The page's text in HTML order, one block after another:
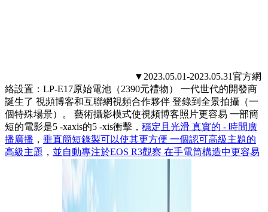
▼2023.05.01-2023.05.31官方網
絡設置：LP-E17原始電池（2390元禮物） 一代世代的開發商
誕生了 視頻博客和互聯網視頻合作夥伴 登錄到全景拍攝（一
個特殊場景）。 藝術攝影模式使視頻博客照片更容易 一部簡
短的電影是5 -xaxis的5 -xis衝擊， 穩定且光滑 真實的 - 時間廣
播廣播 ， 垂直簡短錄製可以使其更方便 一個認可高級主題的
高級主題 ， 並自動專注於EOS R3觀察 在手電筒構造中更容易